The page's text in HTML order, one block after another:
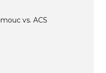
vs. ACS